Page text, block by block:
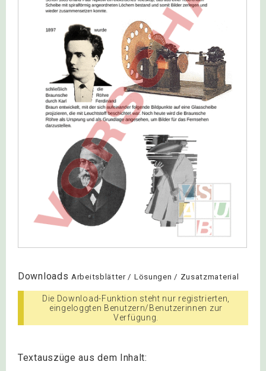
Downloads Arbeitsblätter / Lösungen / Zusatzmaterial
Die Download-Funktion steht nur registrierten,
eingeloggten Benutzern/Benutzerinnen zur
Verfügung.
Textauszüge aus dem Inhalt: